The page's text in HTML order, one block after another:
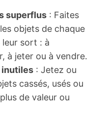
superflus : Faites
objets de chaque
sort : à
à jeter ou à vendre.
inutiles : Jetez ou
cassés, usés ou
de valeur ou